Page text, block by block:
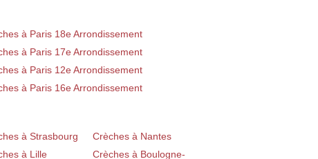
à Paris 18e Arrondissement
à Paris 17e Arrondissement
à Paris 12e Arrondissement
à Paris 16e Arrondissement
à Strasbourg
Crèches à Nantes
à Lille
Crèches à Boulogne-